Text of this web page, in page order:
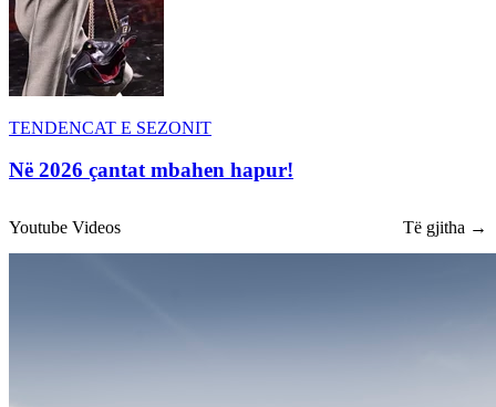
TENDENCAT E SEZONIT
Në 2026 çantat mbahen hapur!
Youtube Videos Të gjitha →